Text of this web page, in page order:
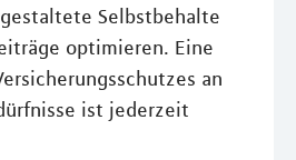
Selbstbehalte
optimieren. Eine
an
ist jederzeit